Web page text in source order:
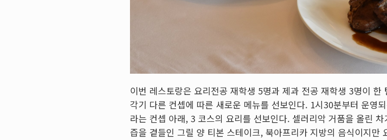
이번 레스토랑은 요리전공 재학생 5명과 제과 전공 재학생 3명이 한
각기 다른 컨셉에 따른 새로운 메뉴를 선보인다. 1시30분부터 운영
라는 컨셉 아래, 3 코스의 요리를 선보인다. 셀러리악 거품을 올린
즙을 곁들인 그릴 양 티본 스테이크, 북아프리카 지방의 음식이지만